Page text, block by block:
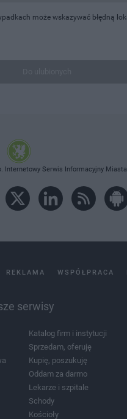
może wskazywać błędną
Internetowy Serwis Informacyjny
REKLAMA WSPÓŁPRACA
serwisy
Katalog firm i instytucji
Sprzedam, oferuję
Kupię, poszukuję
Oddam za darmo
Lekarze i szpitale
Schody
Kościoły